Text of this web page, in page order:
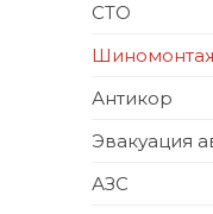
СТО
Антикор
Эвакуация
АЗС